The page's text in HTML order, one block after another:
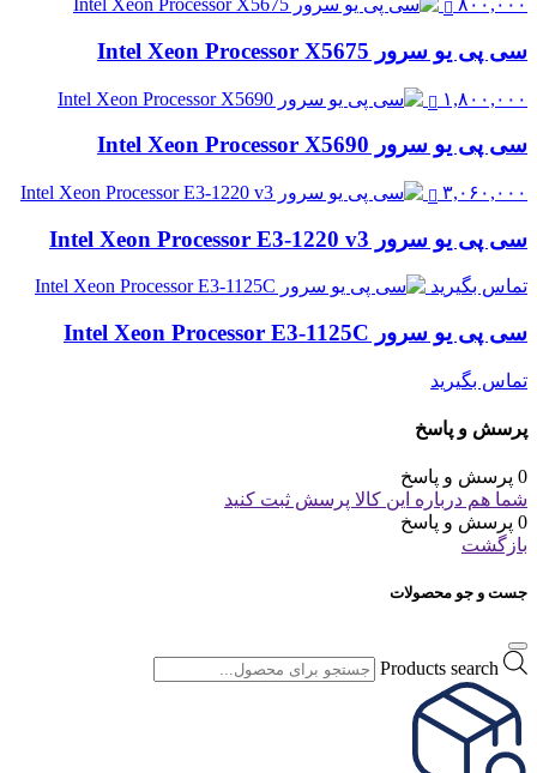
۸۰۰,۰۰۰
سی پی یو سرور Intel Xeon Processor X5675
۱,۸۰۰,۰۰۰
سی پی یو سرور Intel Xeon Processor X5690
۳,۰۶۰,۰۰۰
سی پی یو سرور Intel Xeon Processor E3-1220 v3
تماس بگیرید
سی پی یو سرور Intel Xeon Processor E3-1125C
تماس بگیرید
پرسش و پاسخ
0 پرسش و پاسخ
شما هم درباره این کالا پرسش ثبت کنید
0 پرسش و پاسخ
بازگشت
جست و جو محصولات
Products search